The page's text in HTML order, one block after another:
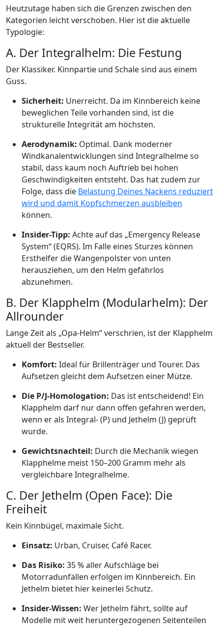
Heutzutage haben sich die Grenzen zwischen den
Kategorien leicht verschoben. Hier ist die aktuelle
Typologie:
A. Der Integralhelm: Die Festung
Der Klassiker. Kinnpartie und Schale sind aus einem
Guss.
Sicherheit: Unerreicht. Da im Kinnbereich keine
beweglichen Teile vorhanden sind, ist die
strukturelle Integrität am höchsten.
Aerodynamik: Optimal. Dank moderner
Windkanalentwicklungen sind Integralhelme so
stabil, dass kaum noch Auftrieb bei hohen
Geschwindigkeiten entsteht. Das hat zudem zur
Folge, dass die Belastung Deines Nackens reduziert
wird und damit Kopfschmerzen ausbleiben
können.
Insider-Tipp: Achte auf das „Emergency Release
System“ (EQRS). Im Falle eines Sturzes können
Ersthelfer die Wangenpolster von unten
herausziehen, um den Helm gefahrlos
abzunehmen.
B. Der Klapphelm (Modularhelm): Der
Allrounder
Lange Zeit als „Opa-Helm“ verschrien, ist der Klapphelm
aktuell der Bestseller.
Komfort: Ideal für Brillenträger und Tourer. Das
Aufsetzen gleicht dem Aufsetzen einer Mütze.
Die P/J-Homologation: Das ist entscheidend! Ein
Klapphelm darf nur dann offen gefahren werden,
wenn er als Integral- (P) und Jethelm (J) geprüft
wurde.
Gewichtsnachteil: Durch die Mechanik wiegen
Klapphelme meist 150–200 Gramm mehr als
vergleichbare Integralhelme.
C. Der Jethelm (Open Face): Die
Freiheit
Kein Kinnbügel, maximale Sicht.
Einsatz: Urban, Cruiser, Café Racer.
Das Risiko: 35 % aller Aufschläge bei
Motorradunfällen erfolgen im Kinnbereich. Ein
Jethelm bietet hier keinerlei Schutz.
Insider-Wissen: Wer Jethelm fährt, sollte auf
Modelle mit weit heruntergezogenen Seitenteilen